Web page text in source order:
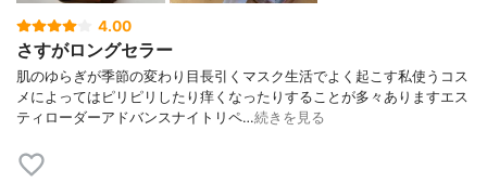
4.00
さすがロングセラー
肌のゆらぎが季節の変わり目長引くマスク生活でよく起こす私使うコス
メによってはピリピリしたり痒くなったりすることが多々ありますエス
ティローダーアドバンスナイトリペ…続きを見る